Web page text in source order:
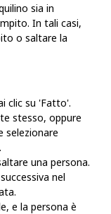
sia in
In tali casi,
o saltare la
clic su 'Fatto'.
stesso, oppure
selezionare
una persona.
nel
e la persona è